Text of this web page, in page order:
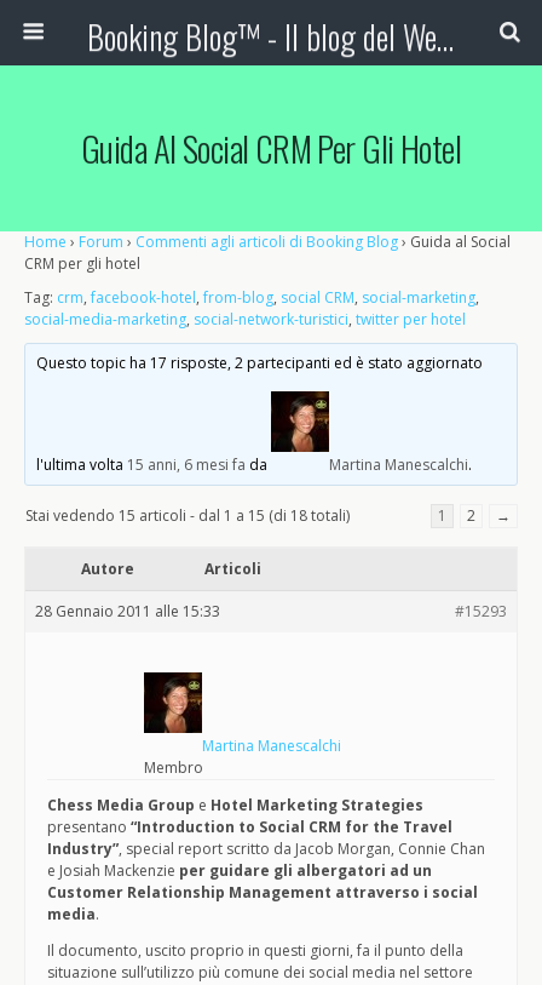
Booking Blog™ - Il blog del Web Marketing Turistico
Guida Al Social CRM Per Gli Hotel
Home › Forum › Commenti agli articoli di Booking Blog› Guida al Social
CRM per gli hotel
Tag: crm,facebook-hotel,from-blog, social CRM, social-marketing,
social-media-marketing, social-network-turistici, twitter per hotel
Questo topic ha 17 risposte, 2 partecipanti ed è stato aggiornato
l'ultima volta 15 anni, 6 mesi fa da Martina Manescalchi.
Stai vedendo 15 articoli - dal 1 a 15 (di 18 totali) 1 2 →
Autore Articoli
28 Gennaio 2011 alle 15:33 #15293
Martina Manescalchi
Membro
Chess Media Group e Hotel Marketing Strategies
presentano “Introduction to Social CRM for the Travel
Industry”, special report scritto da Jacob Morgan, Connie Chan
e Josiah Mackenzie per guidare gli albergatori ad un
Customer Relationship Management attraverso i social
media.
Il documento, uscito proprio in questi giorni, fa il punto della
situazione sull’utilizzo più comune dei social media nel settore